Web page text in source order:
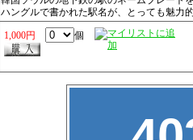
ハングルで書かれた駅名が、とっても魅力
1,000円 個